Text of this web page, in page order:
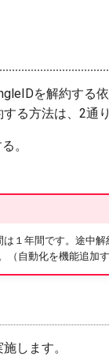
を解約する
る方法は、2通り
。
１年間です。途中
（自動化を機能追加す
します。